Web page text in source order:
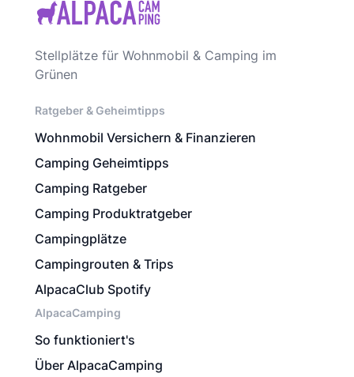
Stellplätze für Wohnmobil & Camping im
Grünen
Ratgeber & Geheimtipps
Wohnmobil Versichern & Finanzieren
Camping Geheimtipps
Camping Ratgeber
Camping Produktratgeber
Campingplätze
Campingrouten & Trips
AlpacaClub Spotify
AlpacaCamping
So funktioniert's
Über AlpacaCamping